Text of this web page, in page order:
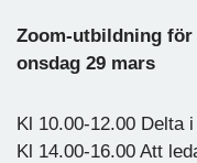
Zoom-utbildning
onsdag 29 mars
Kl 10.00-12.00 Delta
Kl 14.00-16.00 Att